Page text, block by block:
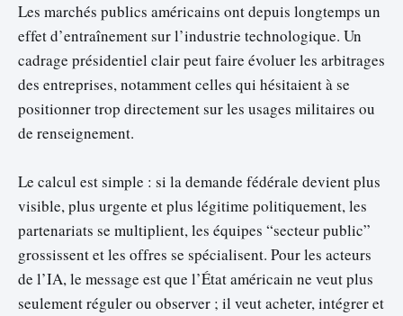
Les marchés publics américains ont depuis longtemps un
effet d’entraînement sur l’industrie technologique. Un
cadrage présidentiel clair peut faire évoluer les arbitrages
des entreprises, notamment celles qui hésitaient à se
positionner trop directement sur les usages militaires ou
de renseignement.
Le calcul est simple : si la demande fédérale devient plus
visible, plus urgente et plus légitime politiquement, les
partenariats se multiplient, les équipes “secteur public”
grossissent et les offres se spécialisent. Pour les acteurs
de l’IA, le message est que l’État américain ne veut plus
seulement réguler ou observer ; il veut acheter, intégrer et